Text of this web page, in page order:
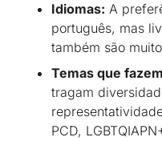
Idiomas: A
português, mas
também são
Temas que
tragam
PCD,